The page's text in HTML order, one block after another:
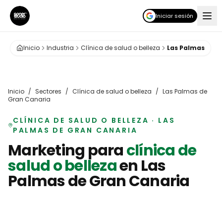
Iniciar sesión
Inicio Industria Clínica de salud o belleza Las Palmas
Inicio / Sectores / Clínica de salud o belleza / Las Palmas de
Gran Canaria
CLÍNICA DE SALUD O BELLEZA · LAS
PALMAS DE GRAN CANARIA
Marketing paraclínica de
salud o bellezaen Las
Palmas de Gran Canaria